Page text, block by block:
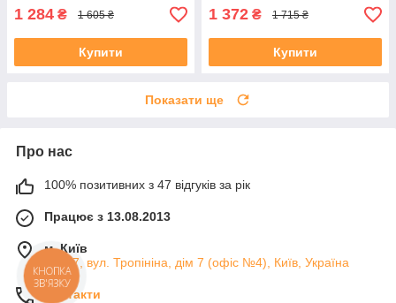
1 284 ₴ 1 605 ₴
Купити
1 372 ₴ 1 715 ₴
Купити
Показати ще
Про нас
100% позитивних з 47 відгуків за рік
Працює з 13.08.2013
м. Київ
04107, вул. Тропініна, дім 7 (офіс №4), Київ, Україна
Контакти
КНОПКА
ЗВ'ЯЗКУ